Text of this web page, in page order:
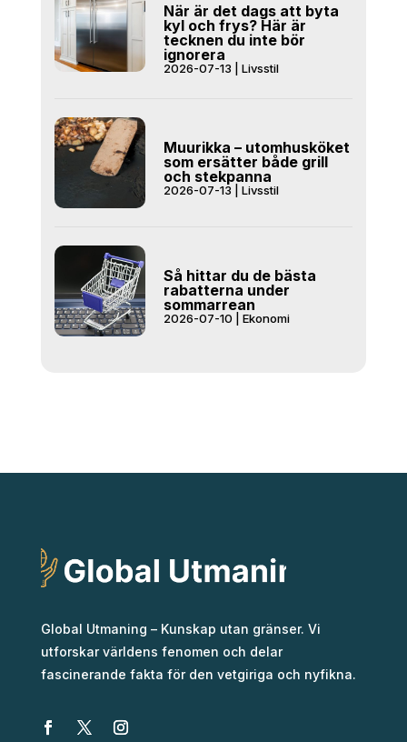
När är det dags att byta
kyl och frys? Här är
tecknen du inte bör
ignorera
2026-07-13 Livsstil
Muurikka – utomhusköket
som ersätter både grill
och stekpanna
2026-07-13 Livsstil
Så hittar du de bästa
rabatterna under
sommarrean
2026-07-10 Ekonomi
Global Utmaning – Kunskap utan gränser. Vi
utforskar världens fenomen och delar
fascinerande fakta för den vetgiriga och nyfikna.